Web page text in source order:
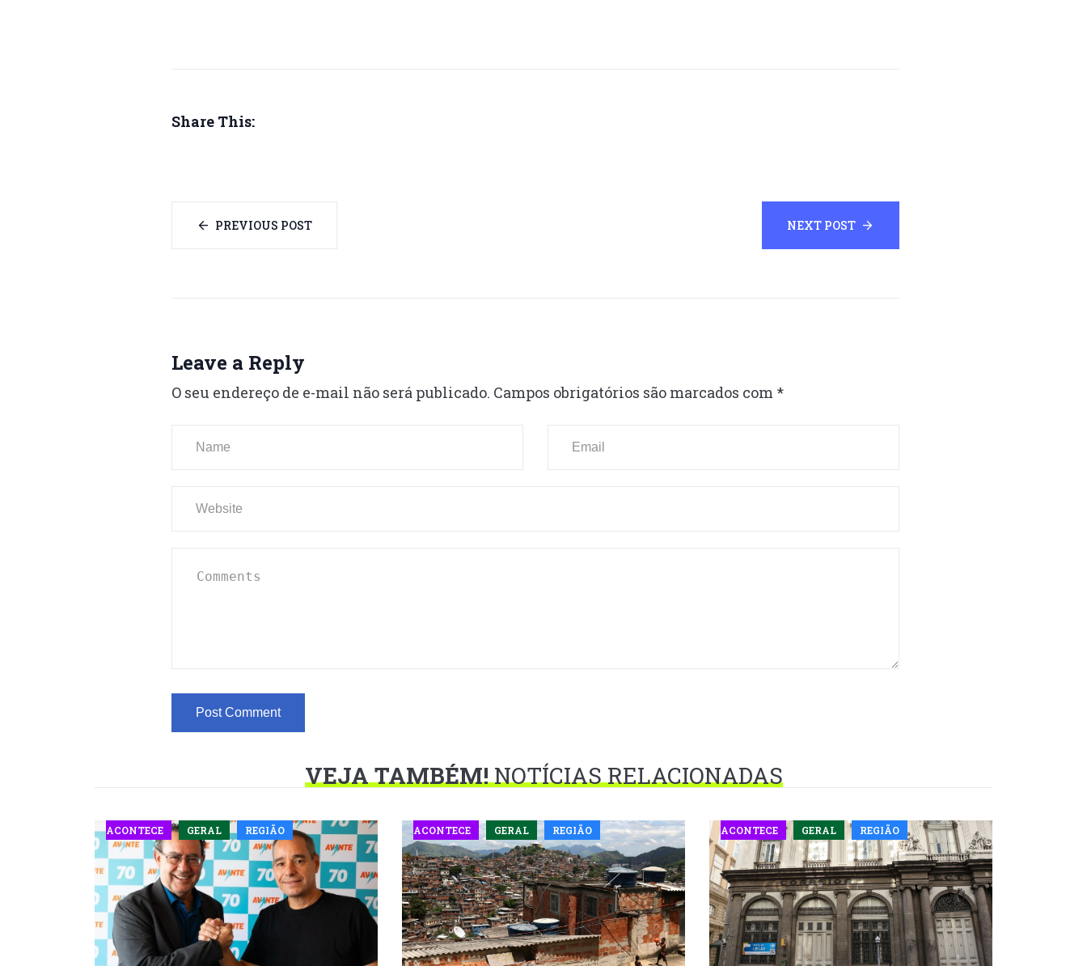
Share This:
PREVIOUS POST NEXT POST
Leave a Reply
O seu endereço de e-mail não será publicado. Campos obrigatórios são marcados com *
VEJA TAMBÉM!NOTÍCIAS RELACIONADAS
ACONTECE GERAL REGIÃO ACONTECE GERAL REGIÃO ACONTECE GERAL REGIÃO